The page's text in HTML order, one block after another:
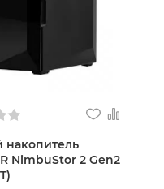
накопитель
NimbuStor 2 Gen2